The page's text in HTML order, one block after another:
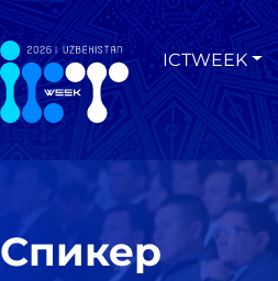
ICTWEEK
Спикер